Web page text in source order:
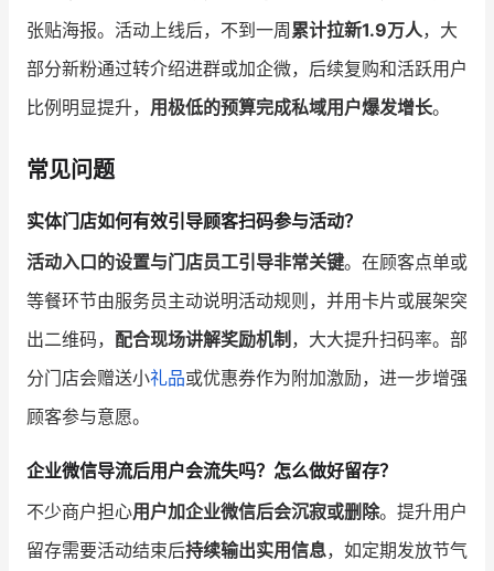
张贴海报。活动上线后，不到一周累计拉新1.9万人，大
部分新粉通过转介绍进群或加企微，后续复购和活跃用户
比例明显提升， 用极低的预算完成私域用户爆发增长。
常见问题
实体门店如何有效引导顾客扫码参与活动？
活动入口的设置与门店员工引导非常关键。在顾客点单或
等餐环节由服务员主动说明活动规则，并用卡片或展架突
出二维码， 配合现场讲解奖励机制 ，大大提升扫码率。部
分门店会赠送小礼品或优惠券作为附加激励，进一步增强
顾客参与意愿。
企业微信导流后用户会流失吗？怎么做好留存？
不少商户担心用户加企业微信后会沉寂或删除。提升用户
留存需要活动结束后持续输出实用信息，如定期发放节气